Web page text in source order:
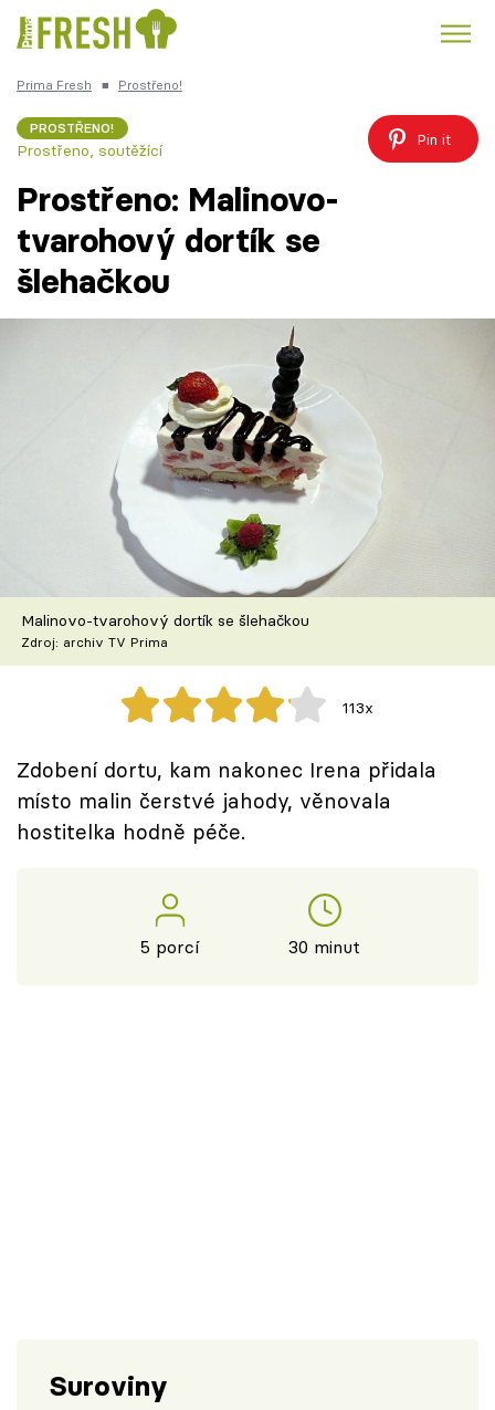
Česká kuchyně
Témata
TV Program
Škola vaření
Recepty z TV
Speciál: Cuketa
Těhotnej kuchař
Přihlášení
Prima Fresh ■ Prostřeno!
PROSTŘENO!
Prostřeno, soutěžící
Pin it
Prostřeno: Malinovo-
tvarohový dortík se
šlehačkou
Malinovo-tvarohový dortík se šlehačkou
Zdroj: archiv TV Prima
113x
Zdobení dortu, kam nakonec Irena přidala
místo malin čerstvé jahody, věnovala
hostitelka hodně péče.
5 porcí 30 minut
Suroviny